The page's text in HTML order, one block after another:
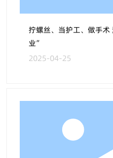
拧螺丝、当护工、做手
业”
2025-04-25